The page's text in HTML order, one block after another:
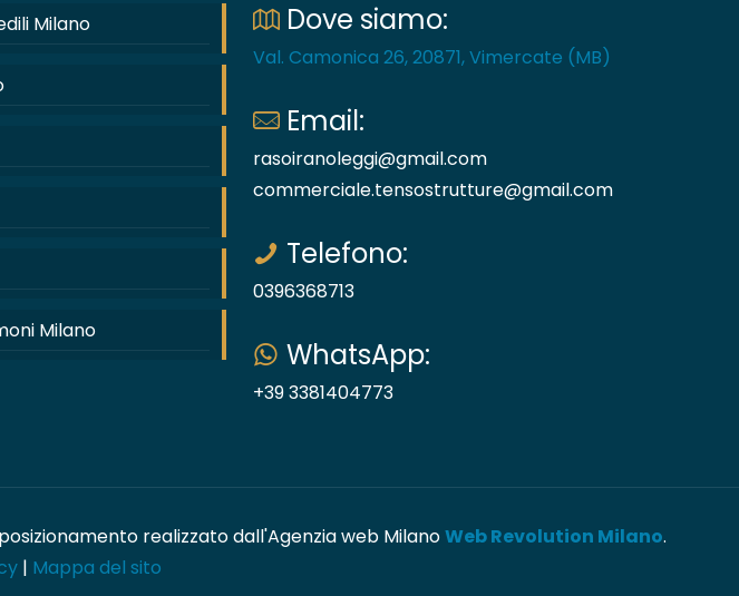
Milano
Milano
Dove siamo:
Val. Camonica 26, 20871, Vimercate (MB)
Email:
rasoiranoleggi@gmail.com
commerciale.tensostrutture@gmail.com
Telefono:
0396368713
WhatsApp:
+39 3381404773
posizionamento realizzato dall'Agenzia web MilanoWeb Revolution Milano.
| Mappa del sito